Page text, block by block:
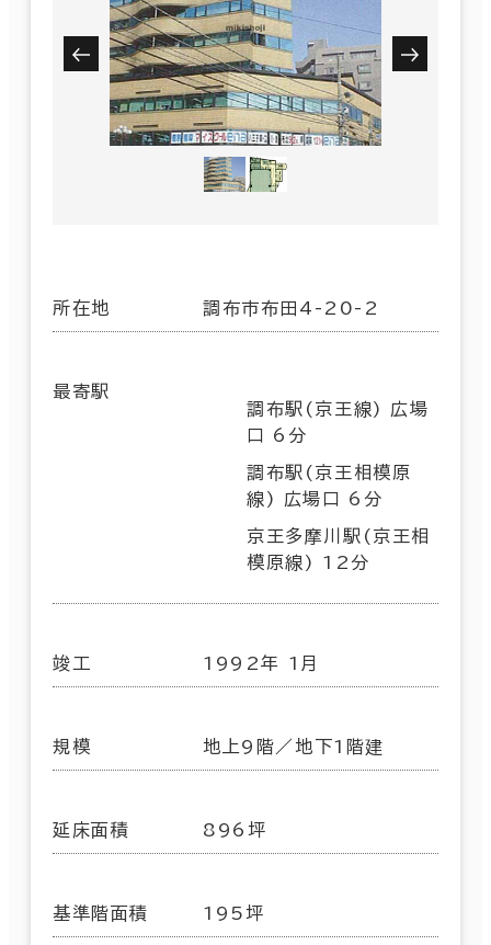
所在地 調布市布田4-20-2
最寄駅
調布駅(京王線) 広場
口 6分
調布駅(京王相模原
線) 広場口 6分
京王多摩川駅(京王相
模原線) 12分
竣工 1992年 1月
規模 地上9階／地下1階建
延床面積 896坪
基準階面積 195坪